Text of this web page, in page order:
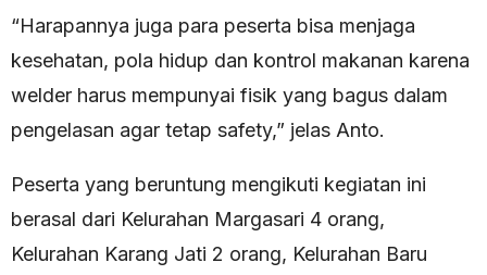
“Harapannya juga para peserta bisa menjaga
kesehatan, pola hidup dan kontrol makanan karena
welder harus mempunyai fisik yang bagus dalam
pengelasan agar tetap safety,” jelas Anto.
Peserta yang beruntung mengikuti kegiatan ini
berasal dari Kelurahan Margasari 4 orang,
Kelurahan Karang Jati 2 orang, Kelurahan Baru